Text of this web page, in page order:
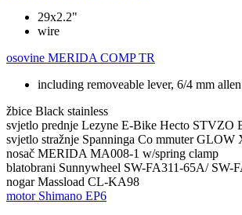
29x2.2"
wire
osovine MERIDA COMP TR
including removeable lever, 6/4 mm
žbice Black stainless
svjetlo prednje Lezyne E-Bike Hecto STVZO
svjetlo stražnje Spanninga Co mmuter GLOW
nosač MERIDA MA008-1 w/spring clamp
blatobrani Sunnywheel SW-FA311-65A/ SW-
nogar Massload CL-KA98
motor Shimano EP6